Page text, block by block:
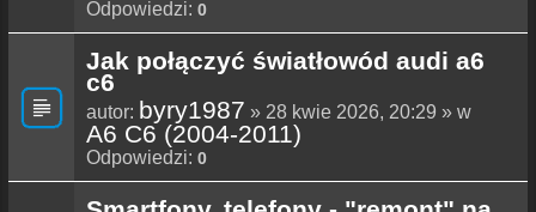
Odpowiedzi: 0
Jak połączyć światłowód audi a6
c6
autor: byry1987 » 28 kwie 2026, 20:29 » w
A6 C6 (2004-2011)
Odpowiedzi: 0